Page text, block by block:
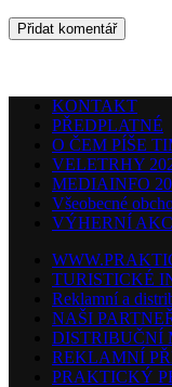
KONTAKT
PŘEDPLATNÉ
O ČEM PÍŠE
VELETRHY
MEDIAINFO
Všeobecné
VÝHERNÍ
TURISTICKÉ
Reklamní a
NAŠI
DISTRIBUČNÍ
REKLAMNÍ
PRAKTICKÝ